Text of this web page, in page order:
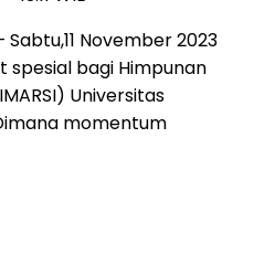
November 2023
spesial bagi Himpunan
Universitas
momentum